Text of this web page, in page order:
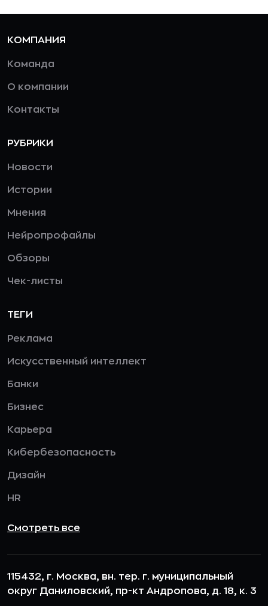
КОМПАНИЯ
Команда
О компании
Контакты
РУБРИКИ
Новости
Истории
Мнения
Нейропрофайлы
Обзоры
Чек-листы
ТЕГИ
Реклама
Искусственный интеллект
Банки
Бизнес
Карьера
Кибербезопасность
Дизайн
HR
Смотреть все
115432, г. Москва, вн. тер. г. муниципальный
округ Даниловский, пр-кт Андропова, д. 18, к. 3